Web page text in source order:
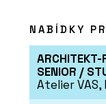
NABÍDKY
SENIOR /
Atelier VAS,